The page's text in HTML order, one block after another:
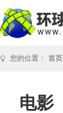
您的位置： 首页
电影